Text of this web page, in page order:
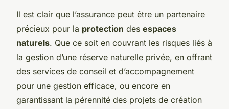
Il est clair que l’assurance peut être un partenaire
précieux pour la protection des espaces
naturels. Que ce soit en couvrant les risques liés à
la gestion d’une réserve naturelle privée, en offrant
des services de conseil et d’accompagnement
pour une gestion efficace, ou encore en
garantissant la pérennité des projets de création